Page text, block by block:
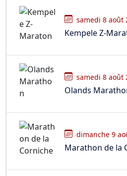
samedi 8 août
Kempele Z-
samedi 8 août
Olands
dimanche 9
Marathon de la